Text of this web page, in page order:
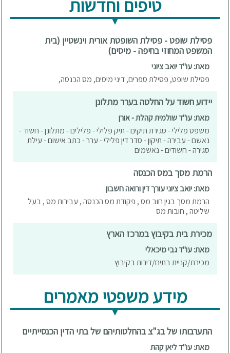
טיפים וחדשות
פסילת שופט - פסילת השופטת אורית וינשטיין (בית
המשפט המחוזי בחיפה - מיסים)
מאת: עו"ד יואב ציוני
פסילת שופט, פסילת ספרים, דיני מיסים, מס הכנסה,
יידוע חשוד על החלטה בערר מתלונן
מאת: עו"ד שולמית קהלת - אורן
משפט פלילי - סגירת תיקים - תיק פלילי - פלילים - מתלונן - חשוד -
נאשם - עבירה - תיקון - סדר דין פלילי - ערר - כתב אישום - עילת
סגירה - חשודים - נאשמים
הרמת מסך במס הכנסה
מאת: יואב ציוני עורך דין ורואה חשבון
הרמת מסך בגין חוב מס , פקודת מס הכנסה , עבירות מס , בעל
שליטה , חובות מס
מכירת בית בקיבוץ במרכז הארץ
מאת: עו"ד גבי מיכאלי
מכירת/קניית בתים/דירות בקיבוץ
מידע משפטי מאמרים
התערבותו של בג"צ בהחלטותיהם של בתי הדין הכנסייתיים
מאת: עו"ד ליאן קהת